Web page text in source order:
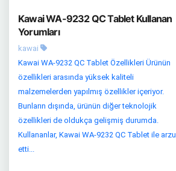
Kawai WA-9232 QC Tablet Kullanan
Yorumları
kawai
Kawai WA-9232 QC Tablet Özellikleri Ürünün
özellikleri arasında yüksek kaliteli
malzemelerden yapılmış özellikler içeriyor.
Bunların dışında, ürünün diğer teknolojik
özellikleri de oldukça gelişmiş durumda.
Kullananlar, Kawai WA-9232 QC Tablet ile arzu
etti...